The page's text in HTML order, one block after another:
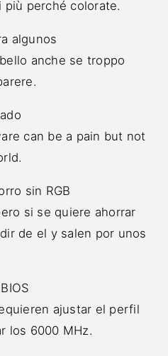
più perché colorate.
algunos
anche se troppo
can be a pain but not
sin RGB
si se quiere ahorrar
de el y salen por unos
ajustar el perfil
los 6000 MHz.